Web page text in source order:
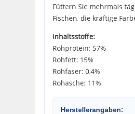
Füttern Sie mehrmals
Fischen, die kräftige
Inhaltsstoffe:
Rohprotein: 57%
Rohfett: 15%
Rohfaser: 0,4%
Rohasche: 11%
Herstellerangaben: